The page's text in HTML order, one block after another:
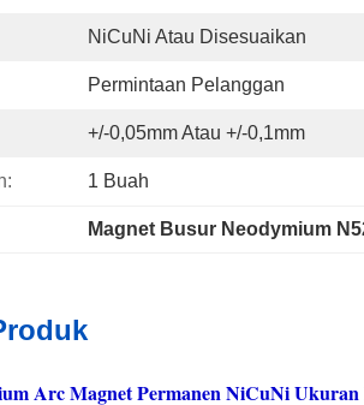
NiCuNi Atau Disesuaikan
Permintaan Pelanggan
+/-0,05mm Atau +/-0,1mm
1 Buah
Magnet Busur Neodymium
Arc Magnet Permanen NiCuNi Ukuran